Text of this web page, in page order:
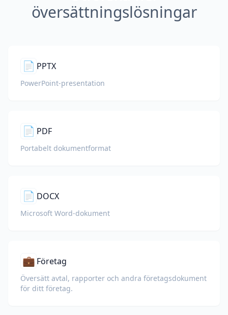
översättningslösningar
📄 PPTX
PowerPoint-presentation
📄 PDF
Portabelt dokumentformat
📄 DOCX
Microsoft Word-dokument
💼 Företag
Översätt avtal, rapporter och andra företagsdokument
för ditt företag.